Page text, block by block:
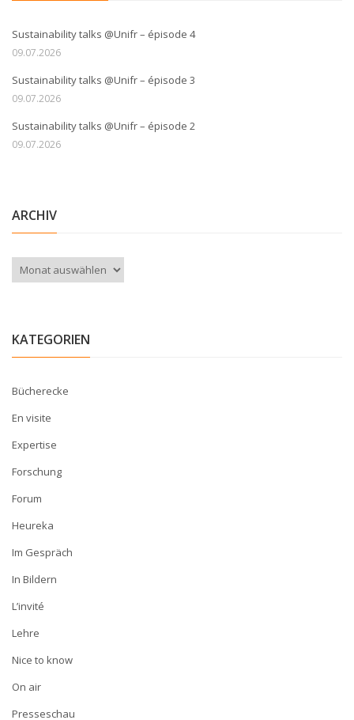
Sustainability talks @Unifr – épisode 4
09.07.2026
Sustainability talks @Unifr – épisode 3
09.07.2026
Sustainability talks @Unifr – épisode 2
09.07.2026
ARCHIV
Archiv
KATEGORIEN
Bücherecke
En visite
Expertise
Forschung
Forum
Heureka
Im Gespräch
In Bildern
L’invité
Lehre
Nice to know
On air
Presseschau